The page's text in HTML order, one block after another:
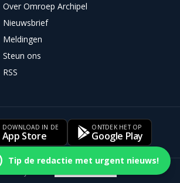
Tip de redactie met urgent nieuws!
Over Omroep Archipel
Nieuwsbrief
Meldingen
Steun ons
RSS
DOWNLOAD IN DE
App Store
ONTDEK HET OP
Google Play